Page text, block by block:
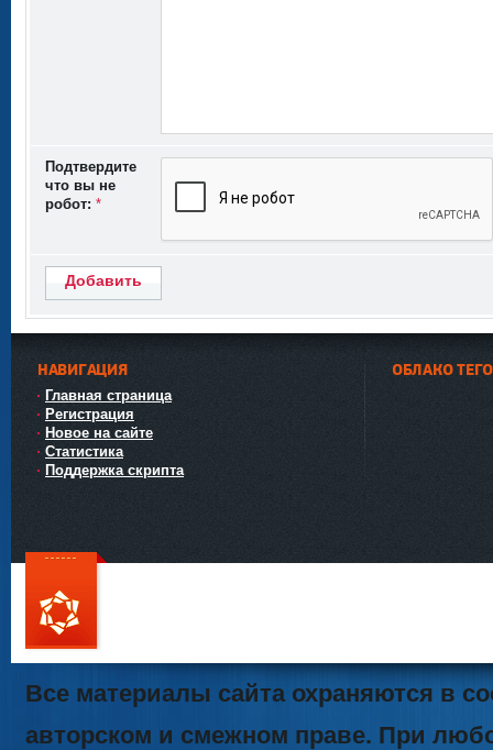
Подтвердите
что вы не
робот: *
Добавить
НАВИГАЦИЯ
Главная страница
Регистрация
Новое на сайте
Статистика
Поддержка скрипта
ОБЛАКО
111
Все материалы сайта охраняются в
авторском и смежном праве. При